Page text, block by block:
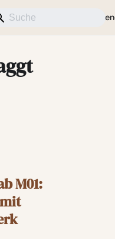
Aktuelles
M01: